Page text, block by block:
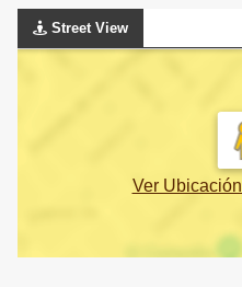
Street View
Ver Ubicación